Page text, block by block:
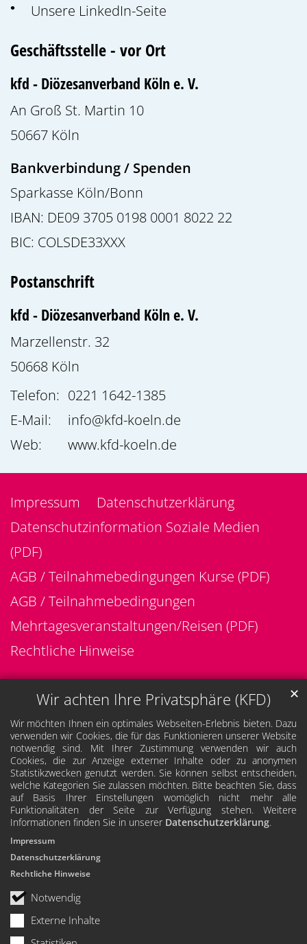
Wir achten Ihre Privatsphäre (KFD)
Wir möchten Ihnen ein optimales Webseiten-Erlebnis bieten. Dazu
verwenden wir Cookies, die für das Funktionieren unserer Website
notwendig sind. Mit Ihrer Zustimmung verwenden wir auch
Cookies, die zur Anzeige externer Inhalte oder zu anonymen
Statistikzwecken genutzt werden. Sie können selbst entscheiden,
welche Kategorien Sie zulassen möchten. Bitte beachten Sie, dass
auf Basis Ihrer Einstellungen womöglich nicht mehr alle
Funktionalitäten der Seite zur Verfügung stehen. Weitere
Informationen finden Sie in unserer Datenschutzerklärung.
Notwendig
Externe Inhalte
✕
Impressum
Datenschutzerklärung
Rechtliche Hinweise
Unsere LinkedIn-Seite
Geschäftsstelle - vor Ort
kfd - Diözesanverband Köln e. V.
An Groß St. Martin 10
50667 Köln
Bankverbindung / Spenden
Sparkasse Köln/Bonn
IBAN: DE09 3705 0198 0001 8022 22
BIC: COLSDE33XXX
Postanschrift
kfd - Diözesanverband Köln e. V.
Marzellenstr. 32
50668 Köln
Telefon: 0221 1642-1385
E-Mail:
info@kfd-koeln.de
Web:
www.kfd-koeln.de
Impressum
Datenschutzerklärung
Datenschutzinformation Soziale Medien
(PDF)
AGB / Teilnahmebedingungen Kurse (PDF)
AGB / Teilnahmebedingungen
Mehrtagesveranstaltungen/Reisen (PDF)
Rechtliche Hinweise